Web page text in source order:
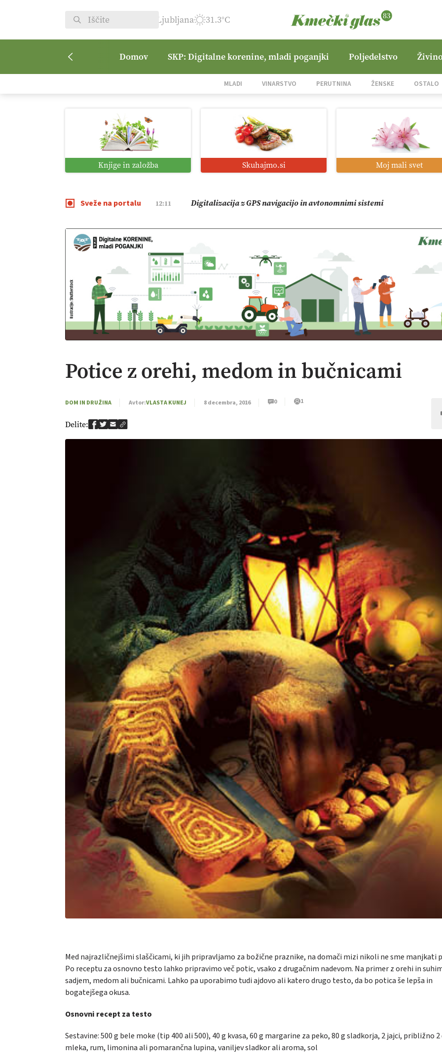
Ljubljana 31.3°C
Domov SKP: Digitalne korenine, mladi poganjki Poljedelstvo
MLADI VINARSTVO PERUTNINA ŽENSKE OSTALO
Knjige in založba Skuhajmo.si Moj mali svet
Sveže na portalu
08:50 Vrt Dvorjane Hills
01:38 Digitalno od satelita do prašičjega korita
12:11 Digitalizacija z GPS navigacijo in avtonomnimi sistemi
09:09 Pomagajmo družini Bregar po uničujočem požaru
Potice z orehi, medom in bučnicami
DOM IN DRUŽINA Avtor:VLASTA KUNEJ 8 decembra, 2016 0 1
Delite:
Med najrazličnejšimi slaščicami, ki jih pripravljamo za božične praznike, na domači mizi nikoli ne sme manjkati
Po receptu za osnovno testo lahko pripravimo več potic, vsako z drugačnim nadevom. Na primer z orehi in
sadjem, medom ali bučnicami. Lahko pa uporabimo tudi ajdovo ali katero drugo testo, da bo potica še lepša in
bogatejšega okusa.
Osnovni recept za testo
Sestavine:500 g bele moke (tip 400 ali 500), 40 g kvasa, 60 g margarine za peko, 80 g sladkorja, 2 jajci, približno 2
mleka, rum, limonina ali pomarančna lupina, vaniljev sladkor ali aroma, sol